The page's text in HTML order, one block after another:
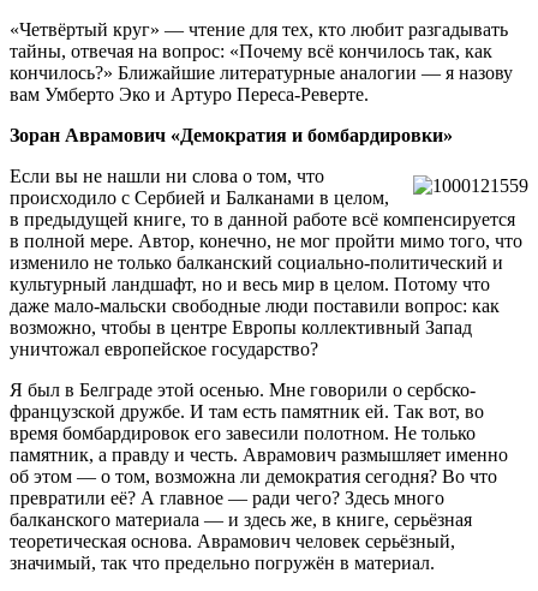
«Четвёртый круг» — чтение для тех, кто любит разгадывать
тайны, отвечая на вопрос: «Почему всё кончилось так, как
кончилось?» Ближайшие литературные аналогии — я назову
вам Умберто Эко и Артуро Переса-Реверте.
Зоран Аврамович «Демократия и бомбардировки»
Если вы не нашли ни слова о том, что
происходило с Сербией и Балканами в целом,
в предыдущей книге, то в данной работе всё компенсируется
в полной мере. Автор, конечно, не мог пройти мимо того, что
изменило не только балканский социально-политический и
культурный ландшафт, но и весь мир в целом. Потому что
даже мало-мальски свободные люди поставили вопрос: как
возможно, чтобы в центре Европы коллективный Запад
уничтожал европейское государство?
Я был в Белграде этой осенью. Мне говорили о сербско-
французской дружбе. И там есть памятник ей. Так вот, во
время бомбардировок его завесили полотном. Не только
памятник, а правду и честь. Аврамович размышляет именно
об этом — о том, возможна ли демократия сегодня? Во что
превратили её? А главное — ради чего? Здесь много
балканского материала — и здесь же, в книге, серьёзная
теоретическая основа. Аврамович человек серьёзный,
значимый, так что предельно погружён в материал.